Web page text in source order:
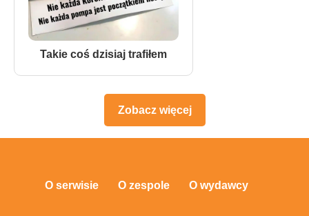
Takie coś dzisiaj trafiłem
Zobacz więcej
O serwisie O zespole O wydawcy